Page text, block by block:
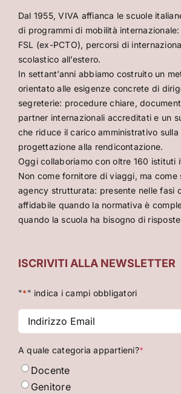
Dal 1955, VIVA affianca le scuole
di programmi di mobilità
FSL (ex-PCTO), percorsi di
scolastico all’estero.
In settant’anni abbiamo costruito un
orientato alle esigenze concrete di
segreterie: procedure chiare,
partner internazionali accreditati e un
che riduce il carico amministrativo sulla
progettazione alla rendicontazione.
Oggi collaboriamo con oltre 160 istituti
Non come fornitore di viaggi, ma come
agency strutturata: presente nelle fasi
affidabile quando la normativa è
quando la scuola ha bisogno di
ISCRIVITI ALLA NEWSLETTER
"*" indica i campi obbligatori
Indirizzo
Email*
A quale categoria appartieni?*
Docente
Genitore